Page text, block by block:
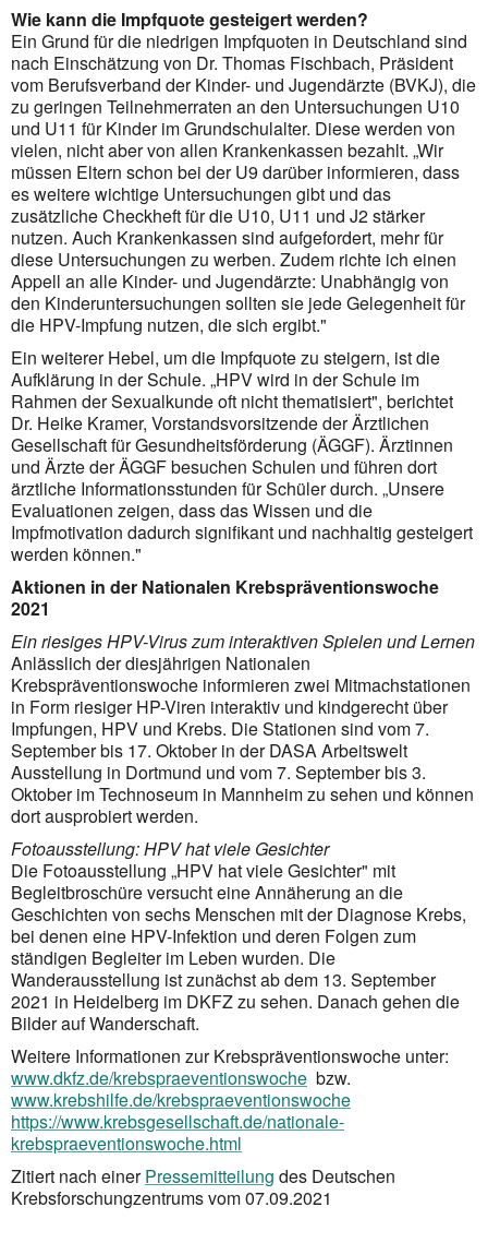
Wie kann die Impfquote gesteigert werden?
Ein Grund für die niedrigen Impfquoten in Deutschland sind
nach Einschätzung von Dr. Thomas Fischbach, Präsident
vom Berufsverband der Kinder- und Jugendärzte (BVKJ), die
zu geringen Teilnehmerraten an den Untersuchungen U10
und U11 für Kinder im Grundschulalter. Diese werden von
vielen, nicht aber von allen Krankenkassen bezahlt. „Wir
müssen Eltern schon bei der U9 darüber informieren, dass
es weitere wichtige Untersuchungen gibt und das
zusätzliche Checkheft für die U10, U11 und J2 stärker
nutzen. Auch Krankenkassen sind aufgefordert, mehr für
diese Untersuchungen zu werben. Zudem richte ich einen
Appell an alle Kinder- und Jugendärzte: Unabhängig von
den Kinderuntersuchungen sollten sie jede Gelegenheit für
die HPV-Impfung nutzen, die sich ergibt."
Ein weiterer Hebel, um die Impfquote zu steigern, ist die
Aufklärung in der Schule. „HPV wird in der Schule im
Rahmen der Sexualkunde oft nicht thematisiert", berichtet
Dr. Heike Kramer, Vorstandsvorsitzende der Ärztlichen
Gesellschaft für Gesundheitsförderung (ÄGGF). Ärztinnen
und Ärzte der ÄGGF besuchen Schulen und führen dort
ärztliche Informationsstunden für Schüler durch. „Unsere
Evaluationen zeigen, dass das Wissen und die
Impfmotivation dadurch signifikant und nachhaltig gesteigert
werden können."
Aktionen in der Nationalen Krebspräventionswoche
2021
Ein riesiges HPV-Virus zum interaktiven Spielen und Lernen
Anlässlich der diesjährigen Nationalen
Krebspräventionswoche informieren zwei Mitmachstationen
in Form riesiger HP-Viren interaktiv und kindgerecht über
Impfungen, HPV und Krebs. Die Stationen sind vom 7.
September bis 17. Oktober in der DASA Arbeitswelt
Ausstellung in Dortmund und vom 7. September bis 3.
Oktober im Technoseum in Mannheim zu sehen und können
dort ausprobiert werden.
Fotoausstellung: HPV hat viele Gesichter
Die Fotoausstellung „HPV hat viele Gesichter" mit
Begleitbroschüre versucht eine Annäherung an die
Geschichten von sechs Menschen mit der Diagnose Krebs,
bei denen eine HPV-Infektion und deren Folgen zum
ständigen Begleiter im Leben wurden. Die
Wanderausstellung ist zunächst ab dem 13. September
2021 in Heidelberg im DKFZ zu sehen. Danach gehen die
Bilder auf Wanderschaft.
Weitere Informationen zur Krebspräventionswoche unter:
www.dkfz.de/krebspraeventionswoche bzw.
www.krebshilfe.de/krebspraeventionswoche
https://www.krebsgesellschaft.de/nationale-
krebspraeventionswoche.html
Zitiert nach einerPressemitteilung des Deutschen
Krebsforschungzentrums vom 07.09.2021